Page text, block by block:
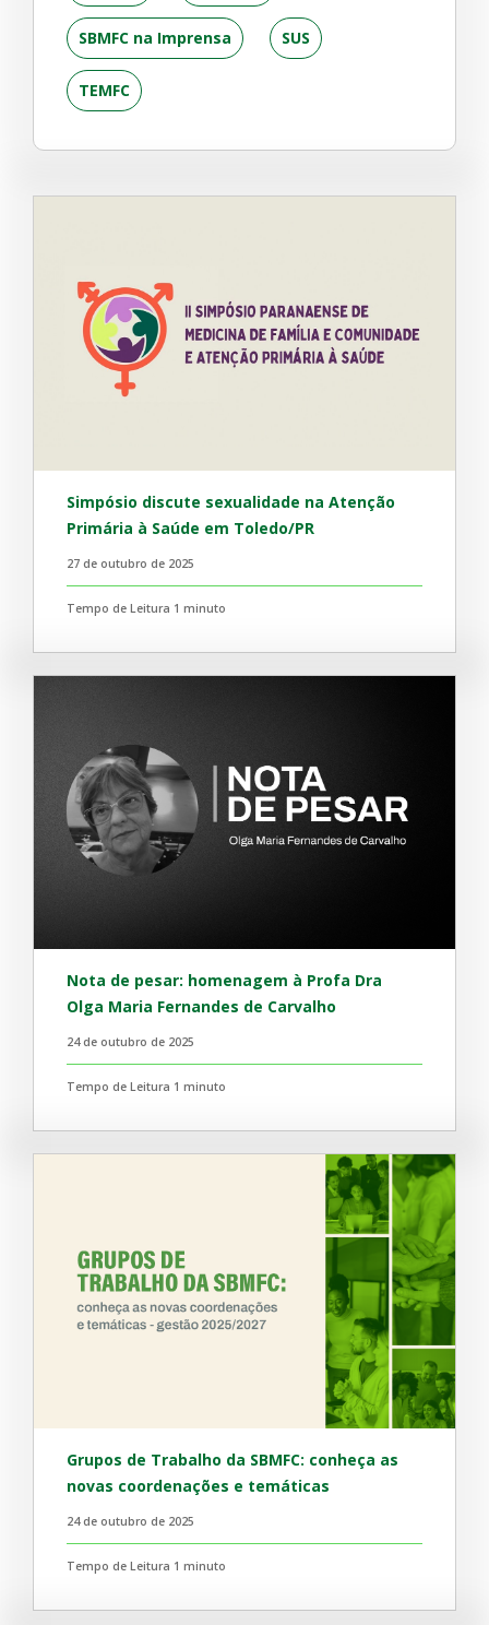
SBMFC na Imprensa SUS
TEMFC
Simpósio discute sexualidade na Atenção
Primária à Saúde em Toledo/PR
27 de outubro de 2025
Tempo de Leitura 1 minuto
Nota de pesar: homenagem à Profa Dra
Olga Maria Fernandes de Carvalho
24 de outubro de 2025
Tempo de Leitura 1 minuto
Grupos de Trabalho da SBMFC: conheça as
novas coordenações e temáticas
24 de outubro de 2025
Tempo de Leitura 1 minuto